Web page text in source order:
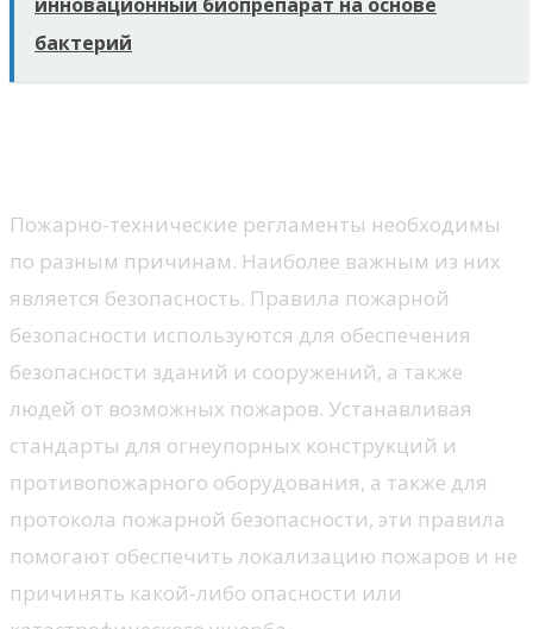
бактерий
Пожарно-технические регламенты необходимы
по разным причинам. Наиболее важным из них
является безопасность. Правила пожарной
безопасности используются для обеспечения
безопасности зданий и сооружений, а также
людей от возможных пожаров. Устанавливая
стандарты для огнеупорных конструкций и
противопожарного оборудования, а также для
протокола пожарной безопасности, эти правила
помогают обеспечить локализацию пожаров и не
причинять какой-либо опасности или